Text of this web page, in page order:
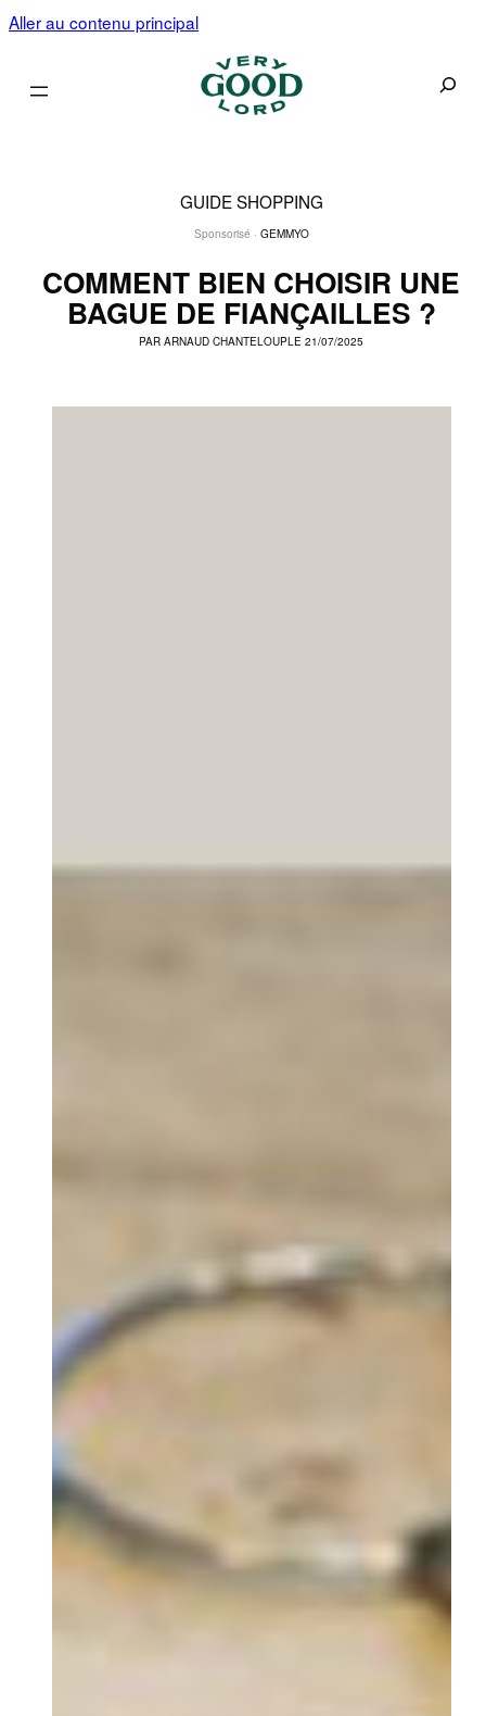
Aller au contenu principal
GUIDE SHOPPING
Sponsorisé · GEMMYO
COMMENT BIEN CHOISIR UNE
BAGUE DE FIANÇAILLES ?
PARARNAUD CHANTELOUPLE 21/07/2025